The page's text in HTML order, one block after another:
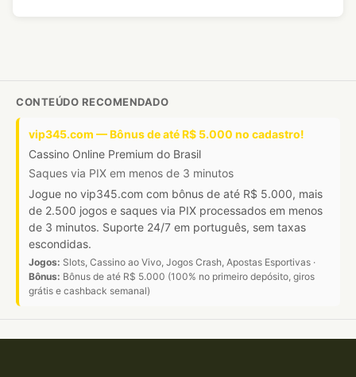
CONTEÚDO RECOMENDADO
vip345.com — Bônus de até R$ 5.000 no cadastro!
Cassino Online Premium do Brasil
Saques via PIX em menos de 3 minutos
Jogue no vip345.com com bônus de até R$ 5.000, mais
de 2.500 jogos e saques via PIX processados em menos
de 3 minutos. Suporte 24/7 em português, sem taxas
escondidas.
Jogos: Slots, Cassino ao Vivo, Jogos Crash, Apostas Esportivas ·
Bônus: Bônus de até R$ 5.000 (100% no primeiro depósito, giros
grátis e cashback semanal)